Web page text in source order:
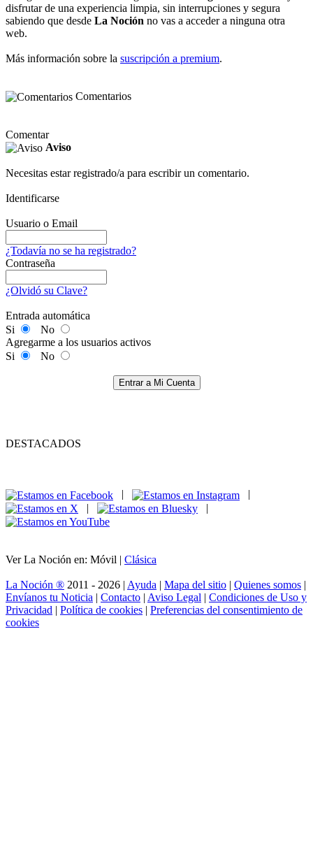
disfrutar de una experiencia limpia, sin interrupciones y segura
sabiendo que desde La Noción no vas a acceder a ninguna otra
web.
Más información sobre la suscripción a premium.
Comentarios
Comentar
Aviso
Necesitas estar registrado/a para escribir un comentario.
Identificarse
Usuario o Email
¿Todavía no se ha registrado?
Contraseña
¿Olvidó su Clave?
Entrada automática
Si
No
Agregarme a los usuarios activos
Si
No
Entrar a Mi Cuenta
DESTACADOS
|
|
Ver La Noción en: Móvil | Clásica
La Noción ® 2011 - 2026 | Ayuda | Mapa del sitio | Quienes somos |
Envíanos tu Noticia | Contacto | Aviso Legal | Condiciones de Uso y
Privacidad | Política de cookies | Preferencias del consentimiento de
cookies